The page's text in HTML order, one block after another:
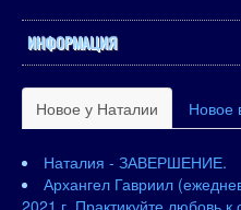
ИНФОРМАЦИЯ
Новое у Наталии Новое
Наталия - ЗАВЕРШЕНИЕ.
Архангел Гавриил
2021 г. Практикуйте любовь к